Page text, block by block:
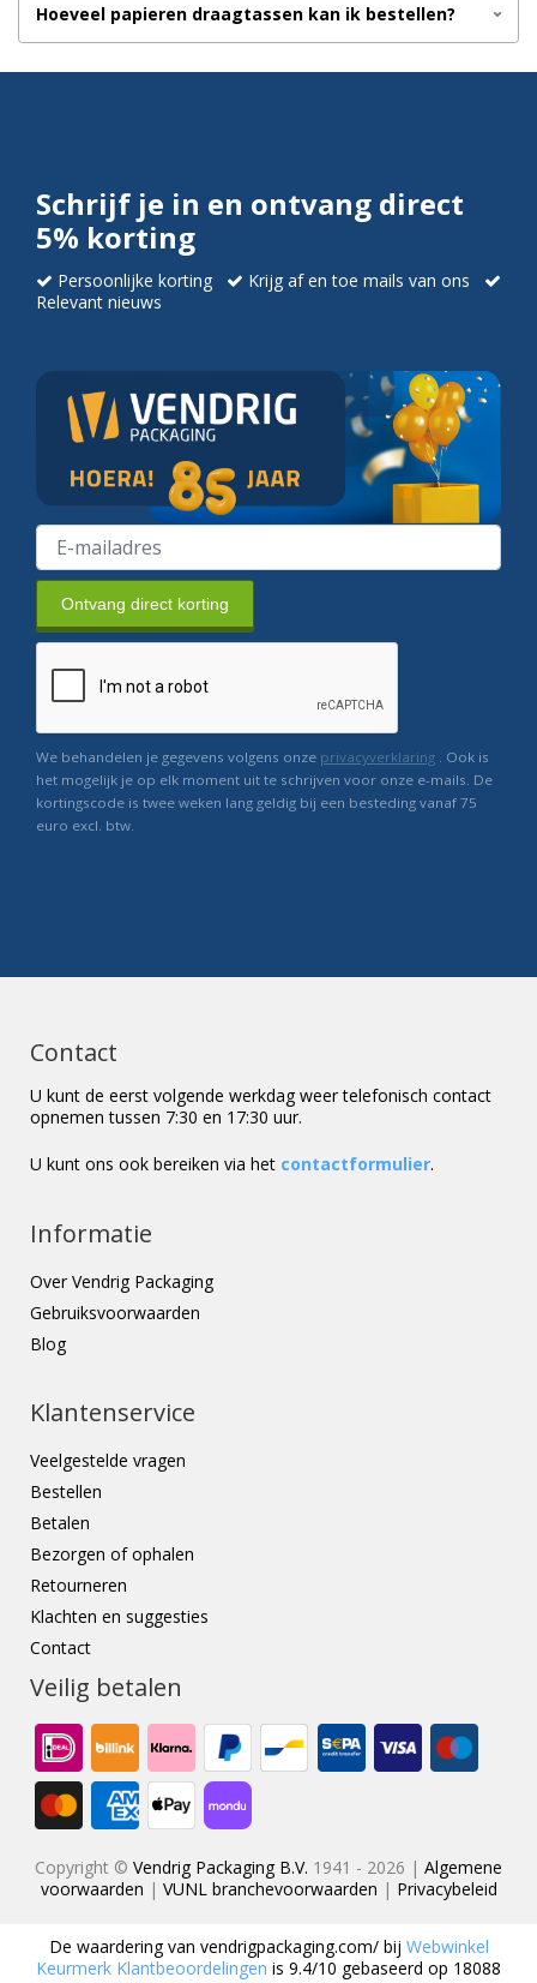
Hoeveel papieren draagtassen kan ik bestellen?
Schrijf je in en ontvang direct
5% korting
Persoonlijke korting
Krijg af en toe mails van ons
Relevant nieuws
Ontvang direct korting
We behandelen je gegevens volgens onze privacyverklaring . Ook is
het mogelijk je op elk moment uit te schrijven voor onze e-mails. De
kortingscode is twee weken lang geldig bij een besteding vanaf 75
euro excl. btw.
Contact
U kunt de eerst volgende werkdag weer telefonisch contact
opnemen tussen 7:30 en 17:30 uur.
U kunt ons ook bereiken via het contactformulier.
Informatie
Over Vendrig Packaging
Gebruiksvoorwaarden
Blog
Klantenservice
Veelgestelde vragen
Bestellen
Betalen
Bezorgen of ophalen
Retourneren
Klachten en suggesties
Contact
Veilig betalen
Copyright © Vendrig Packaging B.V. 1941 - 2026 | Algemene
voorwaarden | VUNL branchevoorwaarden | Privacybeleid
De waardering van vendrigpackaging.com/bij Webwinkel
Keurmerk Klantbeoordelingen is 9.4/10 gebaseerd op 18088